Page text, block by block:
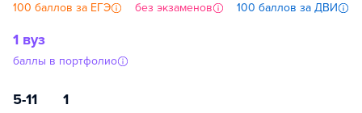
100 баллов за ЕГЭ без экзаменов 100 баллов за ДВИ
1 вуз
баллы в портфолио
5-11 1